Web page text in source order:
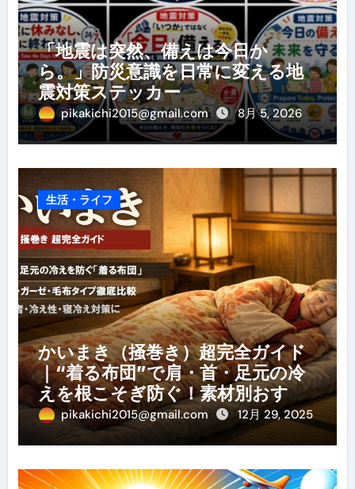
「地震は突然、備えは今日か
ら。」防災意識を日常に変える地
震対策ステッカー
pikakichi2015@gmail.com 8月 5, 2026
生活・ライフ
かいまき（掻巻き）超完全ガイド
｜“着る布団”で肩・首・足元の冷
えを根こそぎ防ぐ！素材別おすす
め・選び方・洗い方・Q&Aまで
pikakichi2015@gmail.com 12月 29, 2025